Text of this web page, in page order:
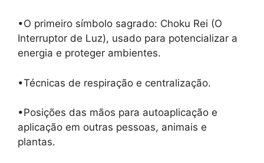
•O primeiro símbolo sagrado: Choku Rei (O
Interruptor de Luz), usado para potencializar a
energia e proteger ambientes.
•Técnicas de respiração e centralização.
•Posições das mãos para autoaplicação e
aplicação em outras pessoas, animais e
plantas.